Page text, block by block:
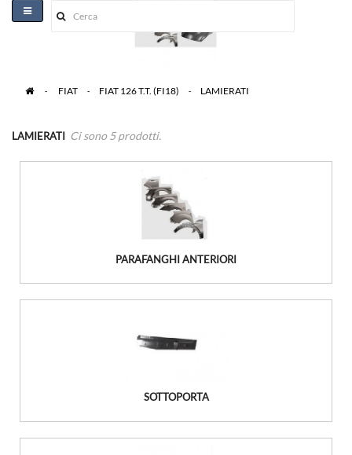
Toggle
> FIAT > FIAT 126 T.T. (FI18) > LAMIERATI
LAMIERATI Ci sono 5 prodotti.
PARAFANGHI ANTERIORI
SOTTOPORTA